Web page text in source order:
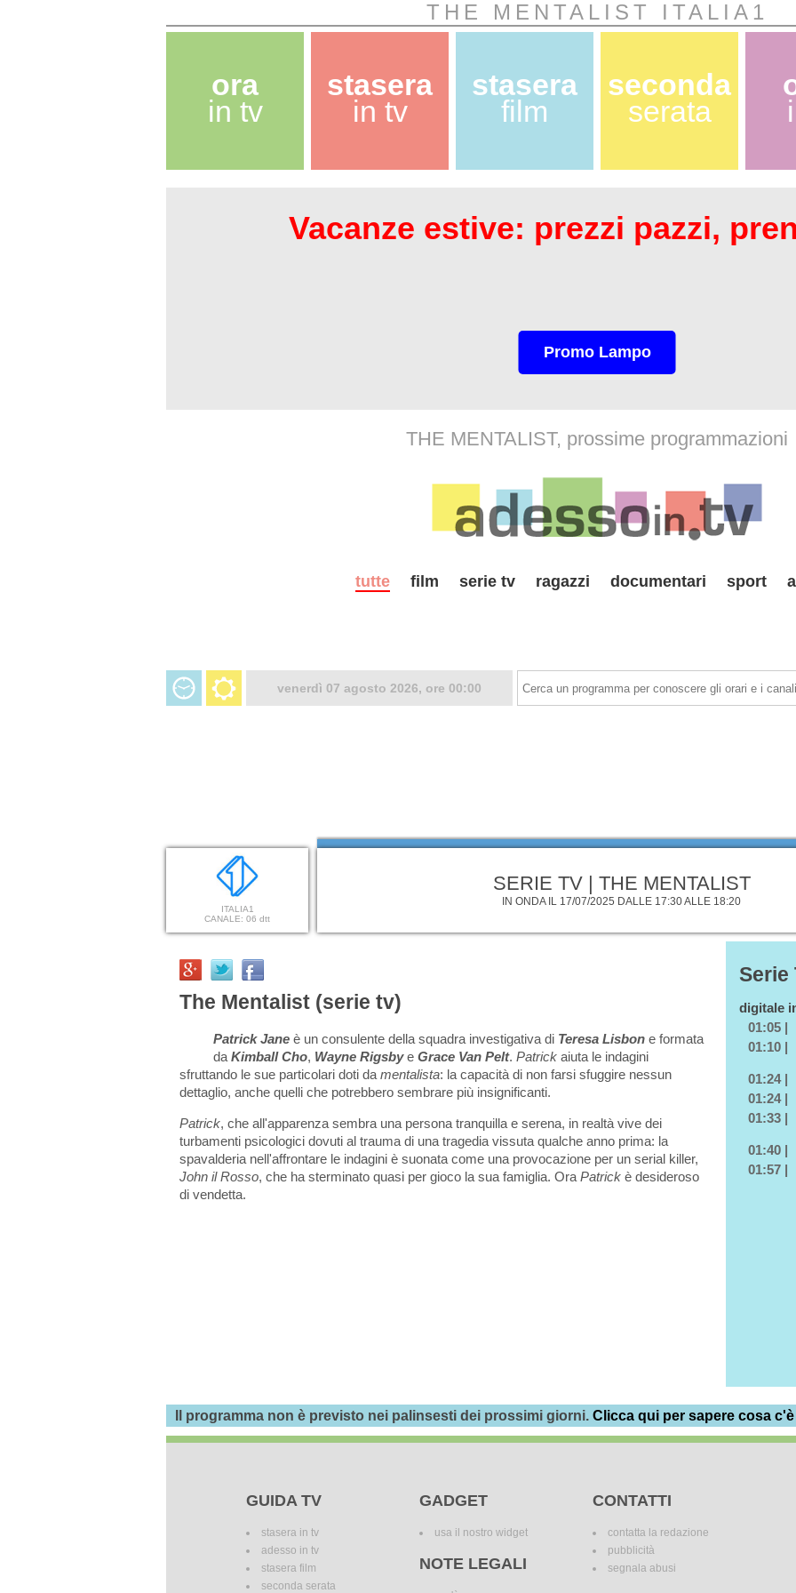
THE MENTALIST ITALIA1
ora
in tv
stasera
in tv
stasera
film
seconda
serata
Vacanze estive: prezzi pazzi,
Promo Lampo
THE MENTALIST, prossime programmazioni
tutte film serie tv ragazzi documentari sport
venerdì 07 agosto 2026, ore 00:00
ITALIA1
CANALE: 06 dtt
SERIE TV | THE MENTALIST
IN ONDA IL 17/07/2025 DALLE 17:30 ALLE 18:20
The Mentalist (serie tv)
Patrick Jane è un consulente della squadra investigativa di Teresa Lisbon e formata
da Kimball Cho, Wayne Rigsbye Grace Van Pelt. Patrick aiuta le indagini
sfruttando le sue particolari doti da mentalista: la capacità di non farsi sfuggire nessun
dettaglio, anche quelli che potrebbero sembrare più insignificanti.
Patrick, che all'apparenza sembra una persona tranquilla e serena, in realtà vive dei
turbamenti psicologici dovuti al trauma di una tragedia vissuta qualche anno prima: la
spavalderia nell'affrontare le indagini è suonata come una provocazione per un serial killer,
John il Rosso, che ha sterminato quasi per gioco la sua famiglia. Ora Patrick è desideroso
di vendetta.
Serie
digitale
01:05 |
01:10 |
01:24 |
01:24 |
01:33 |
01:40 |
01:57 |
Il programma non è previsto nei palinsesti dei prossimi giorni. Clicca qui per sapere cosa
GUIDA TV
stasera in tv
adesso in tv
stasera film
seconda serata
GADGET
usa il nostro widget
NOTE LEGALI
CONTATTI
contatta la redazione
pubblicità
segnala abusi